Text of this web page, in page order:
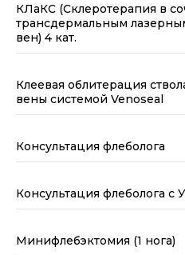
КЛаКС (Склеротерапия в
трансдермальным
вен) 4 кат.
Клеевая облитерация
вены системой Venoseal
Консультация флеболога
Консультация флеболога с
Минифлебэктомия (1 нога)